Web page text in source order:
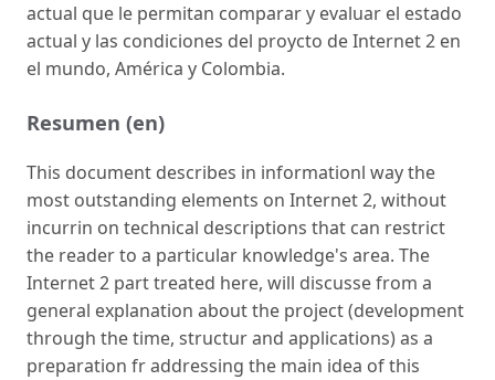
actual que le permitan comparar y evaluar el estado
actual y las condiciones del proycto de Internet 2 en
el mundo, América y Colombia.
Resumen (en)
This document describes in informationl way the
most outstanding elements on Internet 2, without
incurrin on technical descriptions that can restrict
the reader to a particular knowledge's area. The
Internet 2 part treated here, will discusse from a
general explanation about the project (development
through the time, structur and applications) as a
preparation fr addressing the main idea of this